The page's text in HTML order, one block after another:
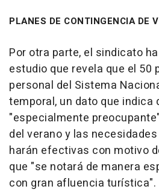
PLANES DE CONTINGENCIA DE
Por otra parte, el sindicato
estudio que revela que el 50
personal del Sistema
temporal, un dato que indica
"especialmente
del verano y las
harán efectivas con motivo
que "se notará de manera
con gran afluencia turística".